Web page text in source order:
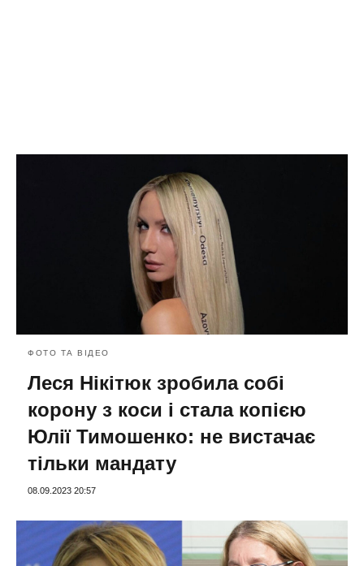
ФОТО ТА ВІДЕО
Леся Нікітюк зробила собі
корону з коси і стала копією
Юлії Тимошенко: не вистачає
тільки мандату
08.09.2023 20:57